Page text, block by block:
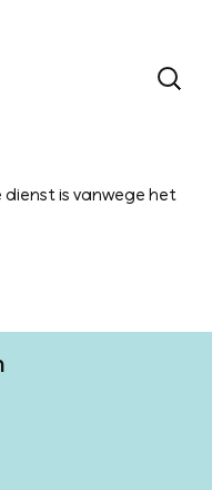
dienst is vanwege het